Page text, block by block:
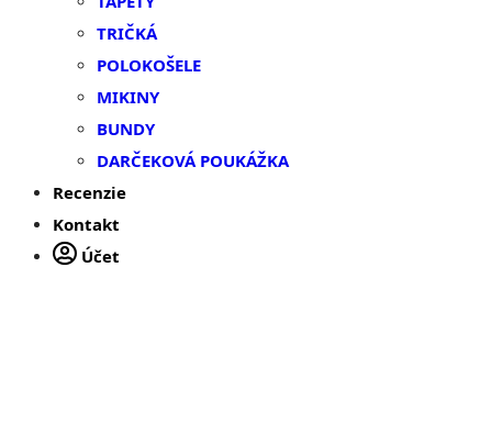
TRIČKÁ
POLOKOŠELE
MIKINY
BUNDY
DARČEKOVÁ POUKÁŽKA
Recenzie
Kontakt
Účet